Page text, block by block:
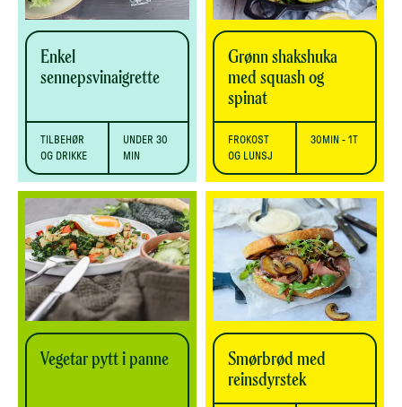
Enkel
sennepsvinaigrette
TILBEHØR
OG DRIKKE
UNDER 30
MIN
Grønn shakshuka
med squash og
spinat
FROKOST
OG LUNSJ
30MIN - 1T
Vegetar pytt i panne
Smørbrød med
reinsdyrstek